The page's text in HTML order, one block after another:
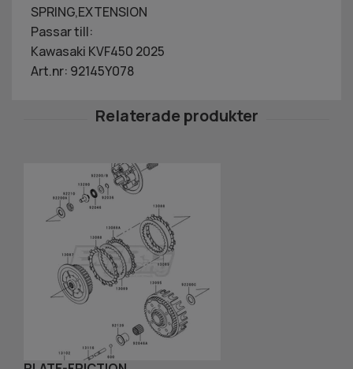
SPRING,EXTENSION
Passar till:
Kawasaki KVF450 2025
Art.nr: 92145Y078